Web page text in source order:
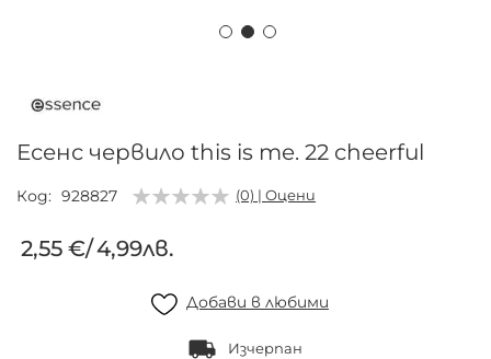
началото
галерия
със
Есенс червило this is me. 22 cheerful
Код 928827 (0) | Оцени
2,55 €/4,99лв.
Добави в любими
Изчерпан